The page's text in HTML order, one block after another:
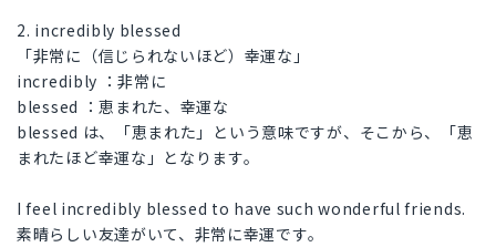
2. incredibly blessed
「非常に（信じられないほど）幸運な」
incredibly ：非常に
blessed ：恵まれた、幸運な
blessed は、「恵まれた」という意味ですが、そこから、「恵
まれたほど幸運な」となります。
I feel incredibly blessed to have such wonderful friends.
素晴らしい友達がいて、非常に幸運です。